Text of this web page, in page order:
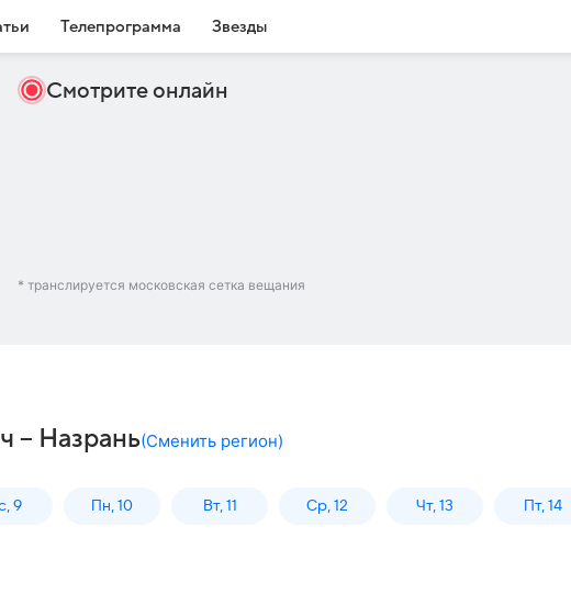
Телепрограмма Звезды
Смотрите онлайн
* транслируется московская сетка вещания
– Назрань(Сменить регион)
9 Пн, 10 Вт, 11 Ср, 12 Чт, 13 Пт, 14